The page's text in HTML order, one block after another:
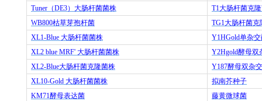
Tuner （DE3）大肠杆菌菌株 T1大肠杆菌克
WB800枯草芽孢杆菌 TG1大肠杆菌克
XL1-Blue 大肠杆菌菌株 Y1HGold单杂
XL2 blue MRF' 大肠杆菌菌株 Y2Hgold酵母双
XL2-Blue大肠杆菌克隆菌株 Y187酵母双杂
XL10-Gold 大肠杆菌菌株
拟南芥种子
KM71酵母表达菌
藤黄微球菌